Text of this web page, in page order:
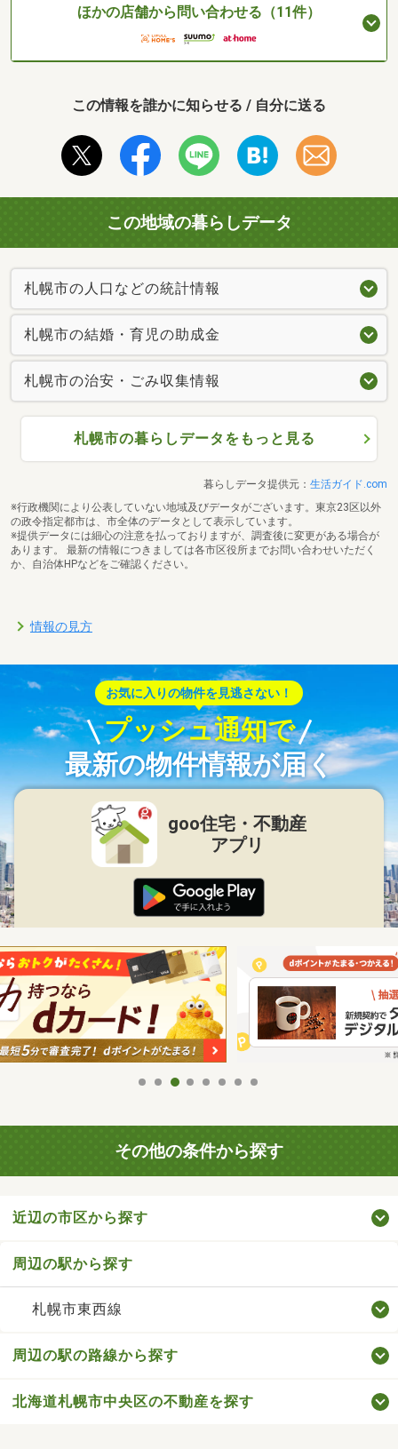
ほかの店舗から問い合わせる（11件）
この情報を誰かに知らせる / 自分に送る
この地域の暮らしデータ
札幌市の人口などの統計情報
札幌市の結婚・育児の助成金
札幌市の治安・ごみ収集情報
札幌市の暮らしデータをもっと見る
暮らしデータ提供元： 生活ガイド.com
※行政機関により公表していない地域及びデータがございます。東京23区以外
の政令指定都市は、市全体のデータとして表示しています。
※提供データには細心の注意を払っておりますが、調査後に変更がある場合が
あります。 最新の情報につきましては各市区役所までお問い合わせいただく
か、自治体HPなどをご確認ください。
情報の見方
お気に入りの物件を見逃さない！
プッシュ通知で
最新の物件情報が届く
goo住宅・不動産
アプリ
その他の条件から探す
近辺の市区から探す
周辺の駅から探す
札幌市東西線
周辺の駅の路線から探す
北海道札幌市中央区の不動産を探す